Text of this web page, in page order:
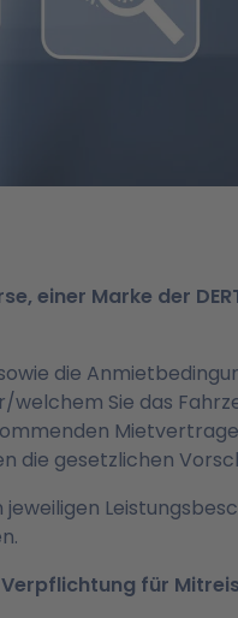
einer Marke der
die
Sie das
die gesetzlichen
für